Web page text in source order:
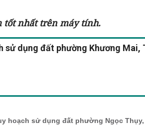
tốt nhất trên máy tính.
sử dụng đất phường Khương Mai,